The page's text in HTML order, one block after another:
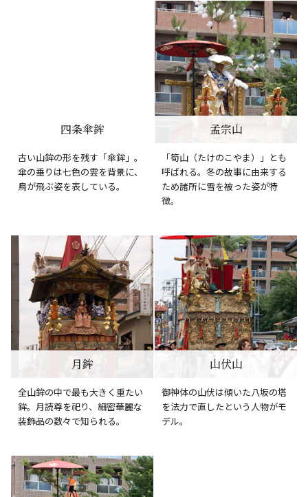
四条傘鉾
古い山鉾の形を残す「傘鉾」。
傘の垂りは七色の雲を背景に、
鳥が飛ぶ姿を表している。
孟宗山
「筍山（たけのこやま）」とも
呼ばれる。冬の故事に由来する
ため諸所に雪を被った姿が特
徴。
月鉾
全山鉾の中で最も大きく重たい
鉾。月読尊を祀り、細密華麗な
装飾品の数々で知られる。
山伏山
御神体の山伏は傾いた八坂の塔
を法力で直したという人物がモ
デル。